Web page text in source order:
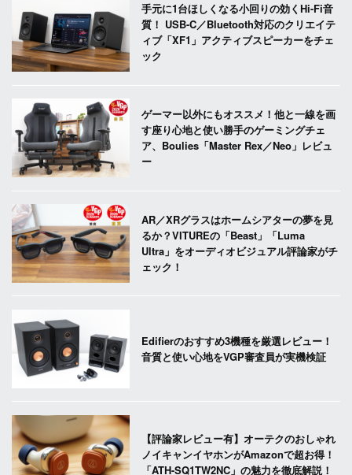
手元に1台ほしくなる小回りの効くHi-Fi音
質！ USB-C／Bluetooth対応のクリエイテ
ィブ「XF1」アクティブスピーカーをチェ
ック
ゲーマー以外にもオススメ！他と一線を画
す座り心地と使い勝手のゲーミングチェ
ア、Boulies「Master Rex／Neo」レビュ
ー
AR／XRグラスはホームシアターの夢を見
るか？VITUREの「Beast」「Luma
Ultra」をオーディオビジュアル評論家がチ
ェック！
Edifierのおすすめ3機種を厳選レビュー！
音質と使い心地をVGP審査員が実機検証
【評論家レビュー有】オーテクのおしゃれ
ノイキャンイヤホンがAmazonで超お得！
「ATH-SQ1TW2NC」の魅力を徹底解説！